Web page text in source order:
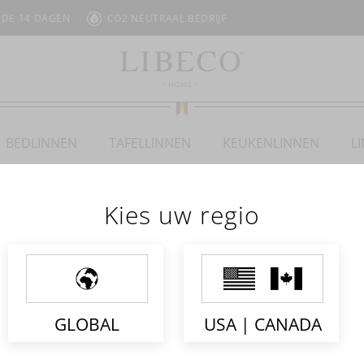
Kies uw regio
GLOBAL USA | CANADA
14 DAGEN CO2 NEUTRAAL BEDRIJF
BEDLINNEN TAFELLINNEN KEUKENLINNEN